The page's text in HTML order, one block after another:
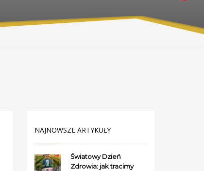
NAJNOWSZE ARTYKUŁY
Światowy Dzień
Zdrowia: jak tracimy